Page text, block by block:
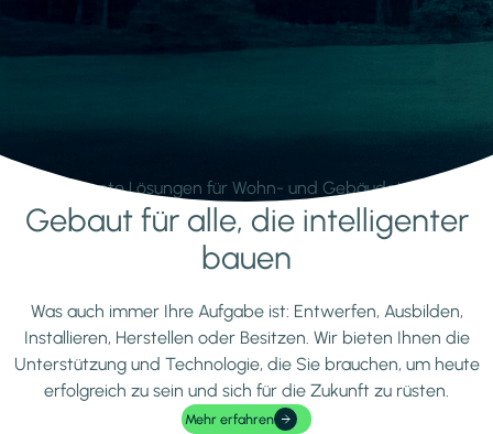
Intelligente Lösungen für Wohn- und Gebäudetechnik.
Mehr erfahren
Gebaut für alle, die intelligenter
bauen
Was auch immer Ihre Aufgabe ist: Entwerfen, Ausbilden,
Installieren, Herstellen oder Besitzen. Wir bieten Ihnen die
Unterstützung und Technologie, die Sie brauchen, um heute
erfolgreich zu sein und sich für die Zukunft zu rüsten.
Mehr erfahren